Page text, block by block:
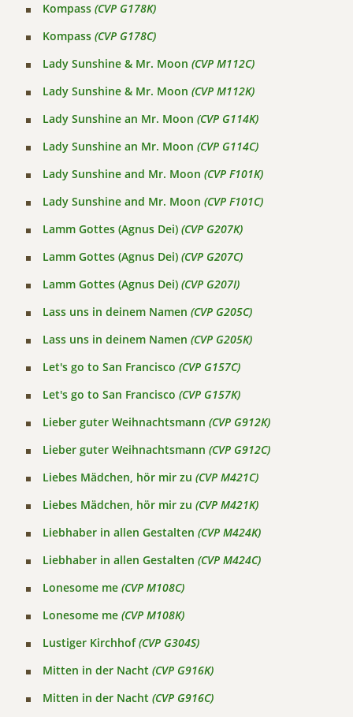
Kompass (CVP G178K)
Kompass (CVP G178C)
Lady Sunshine & Mr. Moon (CVP M112C)
Lady Sunshine & Mr. Moon (CVP M112K)
Lady Sunshine an Mr. Moon (CVP G114K)
Lady Sunshine an Mr. Moon (CVP G114C)
Lady Sunshine and Mr. Moon (CVP F101K)
Lady Sunshine and Mr. Moon (CVP F101C)
Lamm Gottes (Agnus Dei) (CVP G207K)
Lamm Gottes (Agnus Dei) (CVP G207C)
Lamm Gottes (Agnus Dei) (CVP G207I)
Lass uns in deinem Namen (CVP G205C)
Lass uns in deinem Namen (CVP G205K)
Let's go to San Francisco (CVP G157C)
Let's go to San Francisco (CVP G157K)
Lieber guter Weihnachtsmann (CVP G912K)
Lieber guter Weihnachtsmann (CVP G912C)
Liebes Mädchen, hör mir zu (CVP M421C)
Liebes Mädchen, hör mir zu (CVP M421K)
Liebhaber in allen Gestalten (CVP M424K)
Liebhaber in allen Gestalten (CVP M424C)
Lonesome me (CVP M108C)
Lonesome me (CVP M108K)
Lustiger Kirchhof(CVP G304S)
Mitten in der Nacht (CVP G916K)
Mitten in der Nacht (CVP G916C)